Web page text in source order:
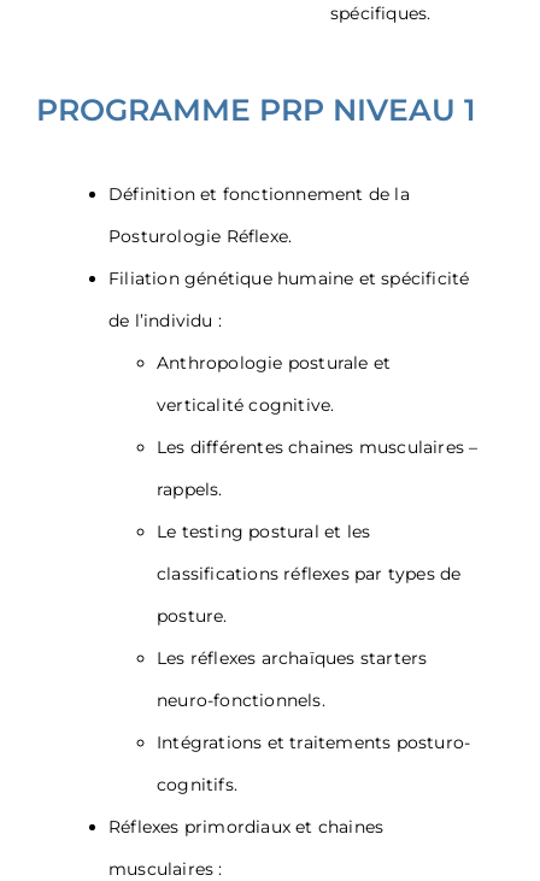
spécifiques.
PROGRAMME PRP NIVEAU 1
Définition et fonctionnement de la
Posturologie Réflexe.
Filiation génétique humaine et spécificité
de l’individu :
Anthropologie posturale et
verticalité cognitive.
Les différentes chaines musculaires –
rappels.
Le testing postural et les
classifications réflexes par types de
posture.
Les réflexes archaïques starters
neuro-fonctionnels.
Intégrations et traitements posturo-
cognitifs.
Réflexes primordiaux et chaines
musculaires :